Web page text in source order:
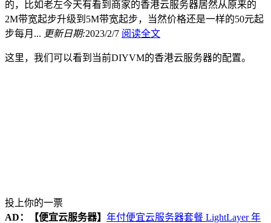
的，比如老左今天有看到商家的香港云服务器居然从原来的
2M带宽起步升级到5M带宽起步，当然价格还是一样的50元起
步每月... 更新日期:2023/2/7 阅读全文
这里，我们可以看到当前DIYVM的香港云服务器的配置。
投上你的一票
AD：
【便宜云服务器】 年付便宜云服务器套餐 LightLayer 年